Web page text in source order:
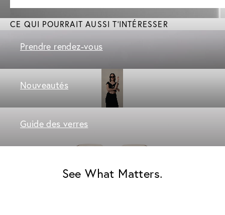
CE QUI POURRAIT AUSSI T'INTÉRESSER
Prendre rendez-vous
Nouveautés
Guide des verres
See What Matters.